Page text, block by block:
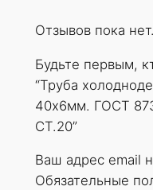
Отзывов пока нет.
Будьте первым,
“Труба
40х6мм. ГОСТ
СТ.20”
Ваш адрес email
Обязательные